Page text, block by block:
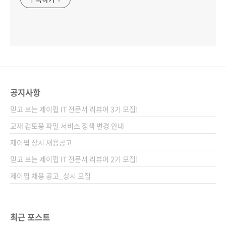
공지사항
믿고 보는 제이펍 IT 전문서 리뷰어 3기 모집!
교재 검토용 파일 서비스 정책 변경 안내
제이펍 상시 채용공고
믿고 보는 제이펍 IT 전문서 리뷰어 2기 모집!
제이펍 채용 공고_상시 모집
최근 포스트